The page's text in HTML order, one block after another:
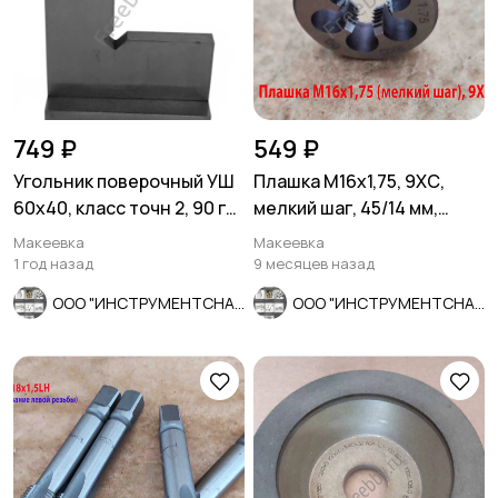
749 ₽
Угольник поверочный УШ
60х40, класс точн 2, 90 гр,
Эталон, Россия.
Макеевка
1 год назад
549 ₽
Плашка М16х1,75, 9ХС,
мелкий шаг, 45/14 мм,
ГОСТ 7740-71.
Макеевка
9 месяцев назад